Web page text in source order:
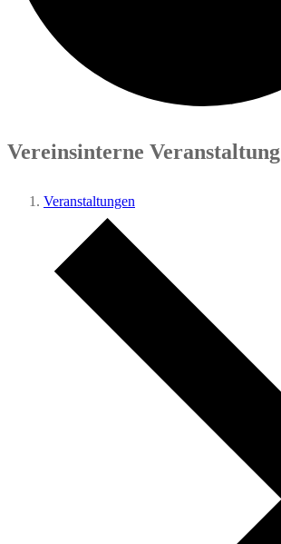
Vereinsinterne Veranstaltung
Veranstaltungen